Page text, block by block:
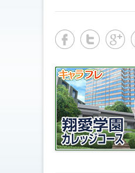
て
で
共
有
(
新
し
い
ウ
ィ
ン
ド
ウ
で
o
で
共
有
に
は
ク
リ
ッ
ク
し
て
く
だ
さ
い
(